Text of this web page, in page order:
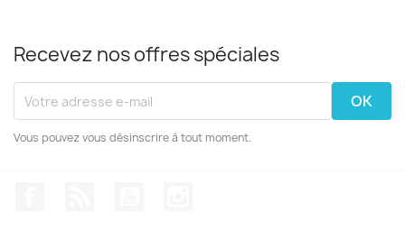
Recevez nos offres spéciales
Vous pouvez vous désinscrire à tout moment.